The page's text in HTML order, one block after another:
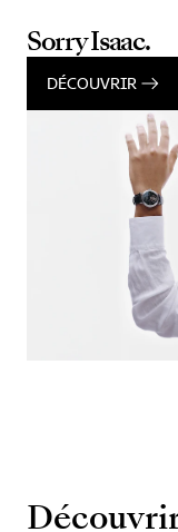
Sorry Isaac.
DÉCOUVRIR